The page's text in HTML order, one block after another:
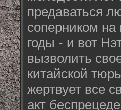
предаваться
соперником
годы - и вот
вызволить
китайской
жертвует все
акт